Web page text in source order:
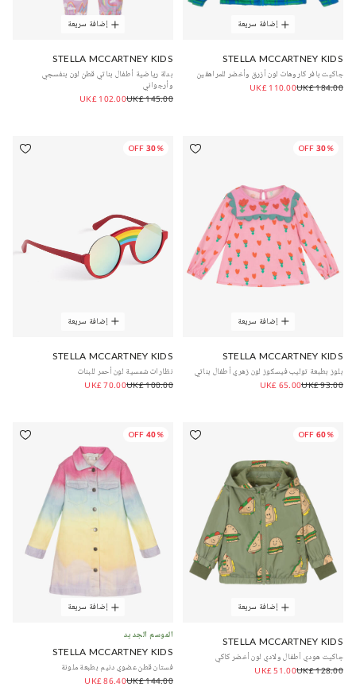
إضافة سريعة
STELLA MCCARTNEY KIDS
جاكيت بافر كاروهات لون أزرق وأخضر للمراهقين
UK£ 184.00
UK£ 110.00
إضافة سريعة
STELLA MCCARTNEY KIDS
بدلة رياضية أطفال بناتي قطن لون بنفسجي
وأرجواني
UK£ 145.00
UK£ 102.00
30% OFF
إضافة سريعة
STELLA MCCARTNEY KIDS
بلوز بطبعة توليب فيسكوز لون زهري أطفال بناتي
UK£ 93.00
UK£ 65.00
30% OFF
إضافة سريعة
STELLA MCCARTNEY KIDS
نظارات شمسية لون أحمر للبنات
UK£ 100.00
UK£ 70.00
60% OFF
إضافة سريعة
STELLA MCCARTNEY KIDS
جاكيت هودي أطفال ولادي لون أخضر كاكي
UK£ 128.00
UK£ 51.00
40% OFF
إضافة سريعة
الموسم الجديد
STELLA MCCARTNEY KIDS
فستان قطن عضوي دنيم بطبعة ملونة
UK£ 144.00
UK£ 86.40